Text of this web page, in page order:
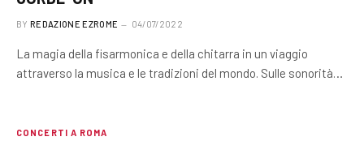
BY REDAZIONE EZROME 04/07/2022
La magia della fisarmonica e della chitarra in un viaggio
attraverso la musica e le tradizioni del mondo. Sulle sonorità…
CONCERTI A ROMA